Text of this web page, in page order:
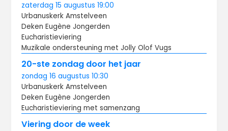
zaterdag 15 augustus19:00
Urbanuskerk Amstelveen
Deken Eugène Jongerden
Eucharistieviering
Muzikale ondersteuning met Jolly Olof Vugs
20-ste zondag door het jaar
zondag 16 augustus10:30
Urbanuskerk Amstelveen
Deken Eugène Jongerden
Eucharistieviering met samenzang
Viering door de week